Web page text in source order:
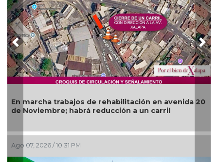
Más de 120 elementos de seguridad refuerzan
operativos vs rodadas de motociclistas en Boca
del Río
Ago 07, 2026 / 6:49 PM
Previous